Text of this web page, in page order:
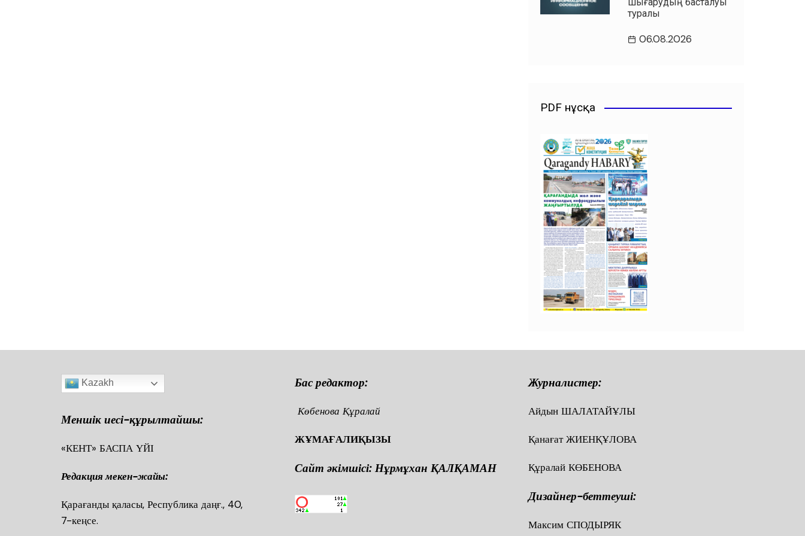
туралы
06.08.2026
PDF нұсқа
Kazakh
Меншік иесі-құрылтайшы:
«КЕНТ» БАСПА ҮЙІ
Редакция мекен-жайы:
Қарағанды қаласы, Республика даңғ., 40,
7-кеңсе.
Бас редактор:
Көбенова Құралай
ЖҰМАҒАЛИҚЫЗЫ
Сайт әкімшісі: Нұрмұхан ҚАЛҚАМАН
Журналистер:
Айдын ШАЛАТАЙҰЛЫ
Қанағат ЖИЕНҚҰЛОВА
Құралай КӨБЕНОВА
Дизайнер-беттеуші:
Максим СПОДЫРЯК